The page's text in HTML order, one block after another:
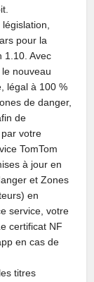
pour la
1.10. Avec
nouveau
légal à 100 %
de danger,
de
votre
TomTom
à jour en
et Zones
en
service, votre
certificat NF
en cas de
titres